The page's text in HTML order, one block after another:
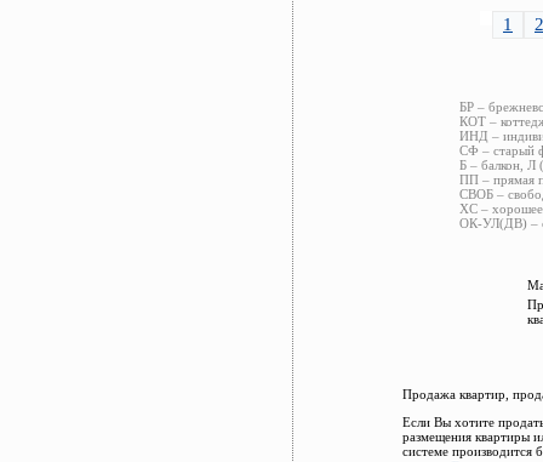
1 2
БР –
КОТ –
ИНД –
СФ – старый
Б – балкон, Л
ПП – прямая
СВОБ –
ХС –
ОК-УЛ(ДВ) –
Продажа квартир,
Если Вы хотите
размещения квартиры
системе производится